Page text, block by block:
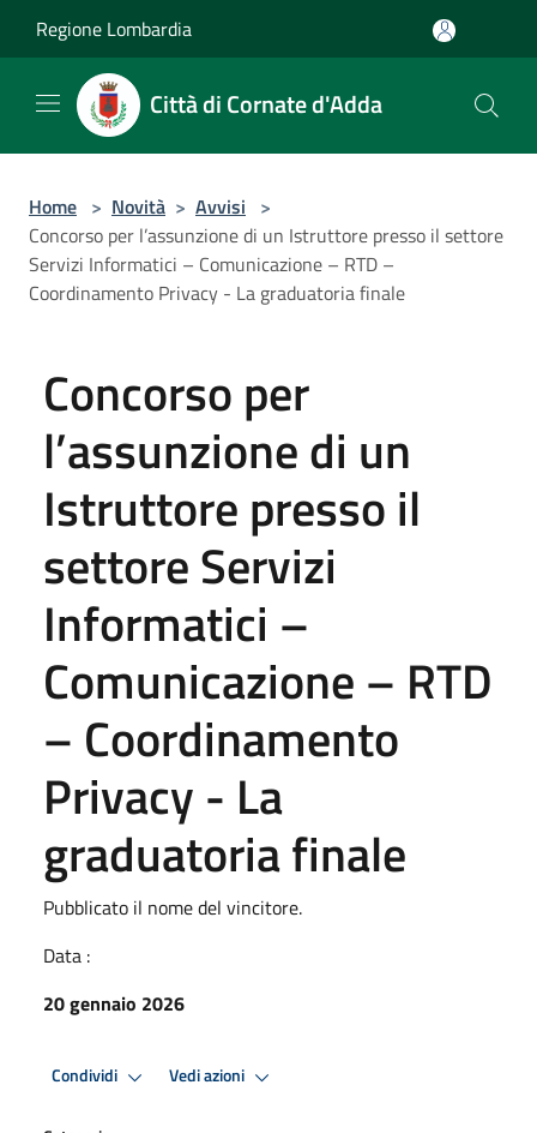
Regione Lombardia
Città di Cornate d'Adda
Home > Novità > Avvisi >
Concorso per l’assunzione di un Istruttore presso il settore
Servizi Informatici – Comunicazione – RTD –
Coordinamento Privacy - La graduatoria finale
Concorso per
l’assunzione di un
Istruttore presso il
settore Servizi
Informatici –
Comunicazione – RTD
– Coordinamento
Privacy - La
graduatoria finale
Pubblicato il nome del vincitore.
Data :
20 gennaio 2026
Condividi Vedi azioni